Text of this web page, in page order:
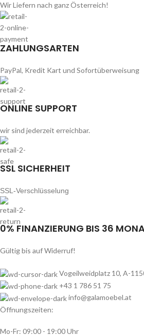
Wir Liefern nach ganz Österreich!
ZAHLUNGSARTEN
PayPal, Kredit Kart und Sofortüberweisung
ONLINE SUPPORT
wir sind jederzeit erreichbar.
SSL SICHERHEIT
SSL-Verschlüsselung
0% FINANZIERUNG BIS 36
Gültig bis auf Widerruf!
Vogeilweidplatz 10, A-
+43 1 786 51 75
info@galamoebel.at
Öffnungszeiten:
Mo-Fr: 09:00 - 19:00 Uhr